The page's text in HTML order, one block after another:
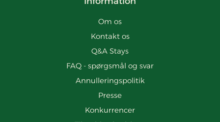
Om os
Kontakt os
Q&A Stays
FAQ - spørgsmål og svar
Annulleringspolitik
Presse
Konkurrencer